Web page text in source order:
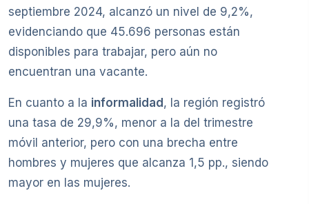
septiembre 2024, alcanzó un nivel de 9,2%,
evidenciando que 45.696 personas están
disponibles para trabajar, pero aún no
encuentran una vacante.
En cuanto a la informalidad , la región registró
una tasa de 29,9%, menor a la del trimestre
móvil anterior, pero con una brecha entre
hombres y mujeres que alcanza 1,5 pp., siendo
mayor en las mujeres.